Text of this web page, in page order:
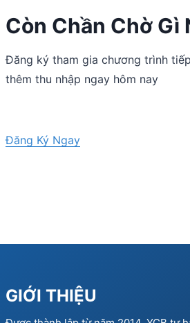
Còn Chần Chờ Gì
Đăng ký tham gia chương trình
thêm thu nhập ngay hôm nay
Đăng Ký Ngay
GIỚI THIỆU